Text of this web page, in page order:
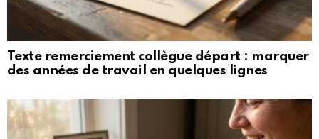
Texte remerciement collègue départ : marquer
des années de travail en quelques lignes